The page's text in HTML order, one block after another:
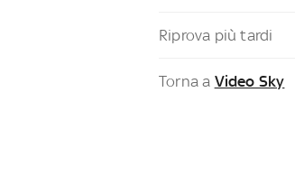
Riprova più tardi
Torna a Video Sky